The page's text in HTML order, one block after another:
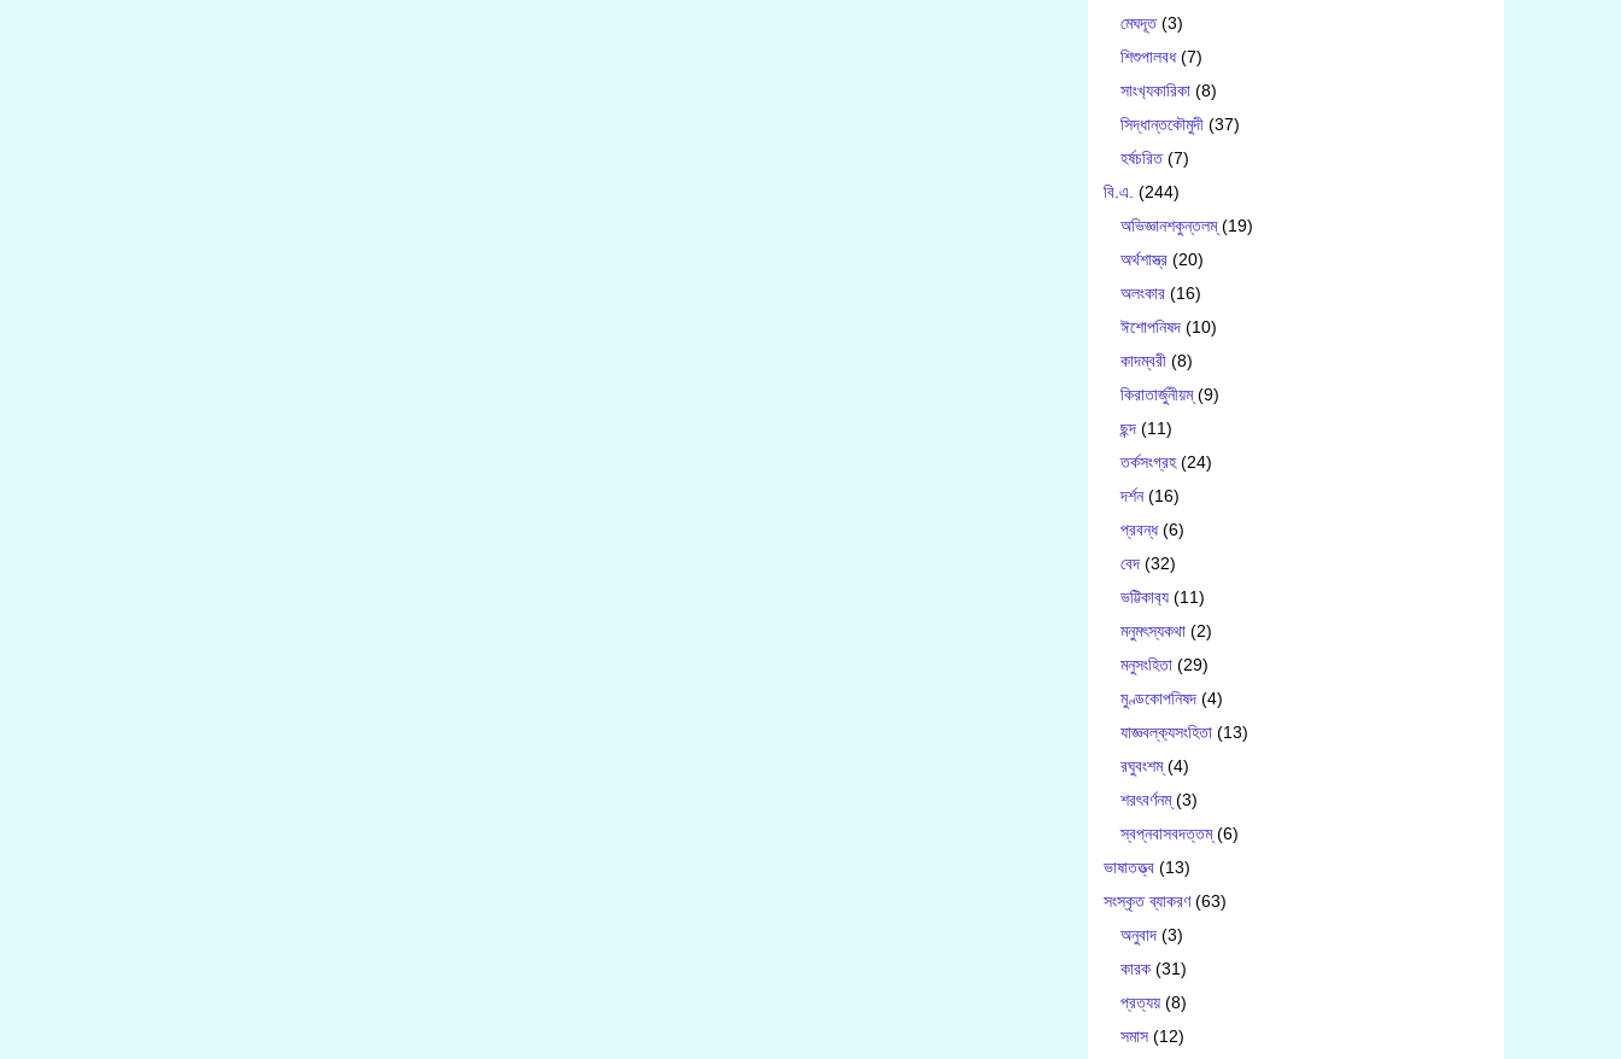
মেঘদূত(3)
শিশুপালবধ(7)
সাংখ‍্যকারিকা (8)
সিদ্ধান্তকৌমুদী (37)
হর্ষচরিত(7)
বি.এ. (244)
অভিজ্ঞানশকুন্তলম্(19)
অর্থশাস্ত্র (20)
অলংকার (16)
ঈশোপনিষদ (10)
কাদম্বরী (8)
কিরাতার্জুনীয়ম্(9)
ছন্দ (11)
তর্কসংগ্রহ(24)
দর্শন(16)
প্রবন্ধ(6)
বেদ (32)
ভট্টিকাব‍্য (11)
মনুমৎস্যকথা (2)
মনুসংহিতা (29)
মুণ্ডকোপনিষদ (4)
যাজ্ঞবল্ক‍্যসংহিতা (13)
রঘুবংশম্(4)
শরৎবর্ণনম্(3)
স্বপ্নবাসবদত্তম্(6)
ভাষাতত্ত্ব (13)
সংস্কৃত ব্যাকরণ(63)
অনুবাদ (3)
কারক (31)
প্রত্যয় (8)
সমাস (12)